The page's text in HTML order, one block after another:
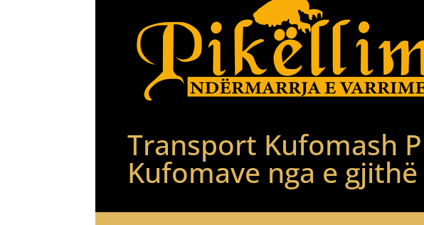
Transport Kufomash
Kufomave nga e